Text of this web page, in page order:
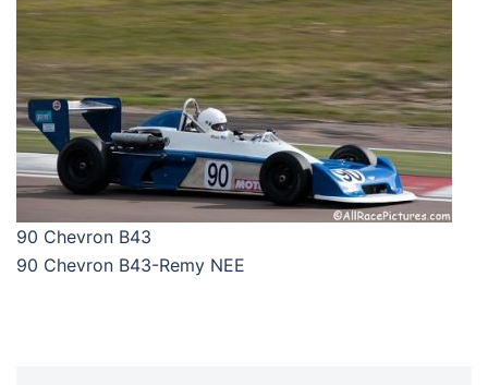
90 Chevron B43
90 Chevron B43-Remy NEE